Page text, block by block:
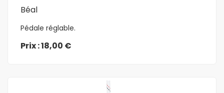
Béal
Pédale réglable.
Prix : 18,00 €